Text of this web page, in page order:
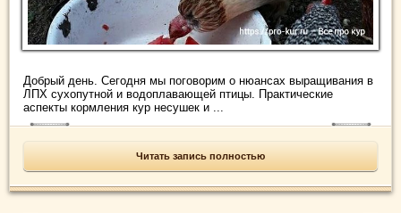
Добрый день. Сегодня мы поговорим о нюансах выращивания в
ЛПХ сухопутной и водоплавающей птицы. Практические
аспекты кормления кур несушек и ...
Читать запись полностью